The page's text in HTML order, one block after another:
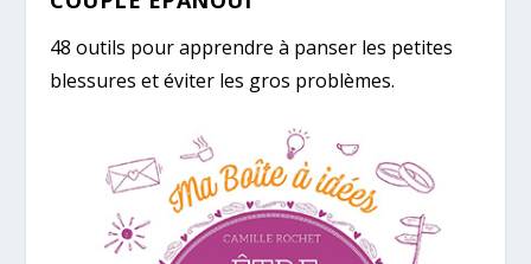
48 outils pour apprendre à panser les petites
blessures et éviter les gros problèmes.